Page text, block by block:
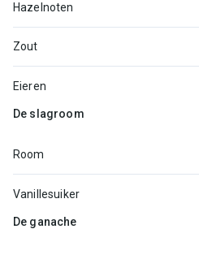
Hazelnoten
Zout
Eieren
De slagroom
Room
Vanillesuiker
De ganache